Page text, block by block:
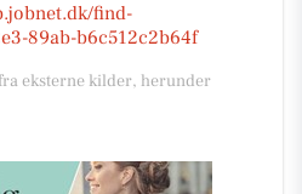
find-
89ab-b6c512c2b64f
eksterne kilder, herunder